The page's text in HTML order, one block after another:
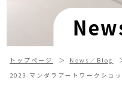
トップページ News／Blog
2023-マンダラアートワークショ